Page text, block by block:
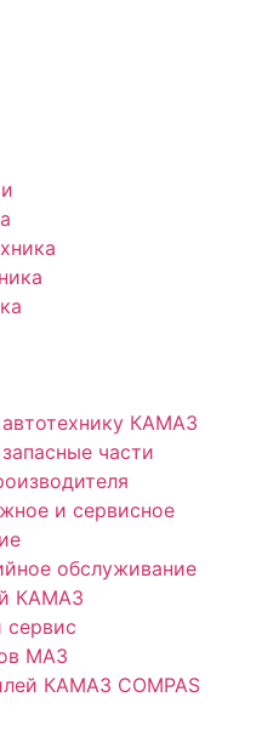
автотехнику КАМАЗ
части
и сервисное
обслуживание
КАМАЗ
МАЗ
КАМАЗ COMPAS